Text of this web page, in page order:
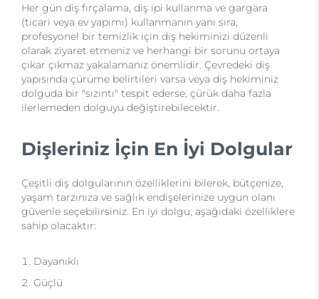
Her gün diş fırçalama, diş ipi kullanma ve gargara
(ticari veya ev yapımı) kullanmanın yanı sıra,
profesyonel bir temizlik için diş hekiminizi düzenli
olarak ziyaret etmeniz ve herhangi bir sorunu ortaya
çıkar çıkmaz yakalamanız önemlidir. Çevredeki diş
yapısında çürüme belirtileri varsa veya diş hekiminiz
dolguda bir "sızıntı" tespit ederse, çürük daha fazla
ilerlemeden dolguyu değiştirebilecektir.
Dişleriniz İçin En İyi Dolgular
Çeşitli diş dolgularının özelliklerini bilerek, bütçenize,
yaşam tarzınıza ve sağlık endişelerinize uygun olanı
güvenle seçebilirsiniz. En iyi dolgu, aşağıdaki özelliklere
sahip olacaktır:
Dayanıklı
Güçlü